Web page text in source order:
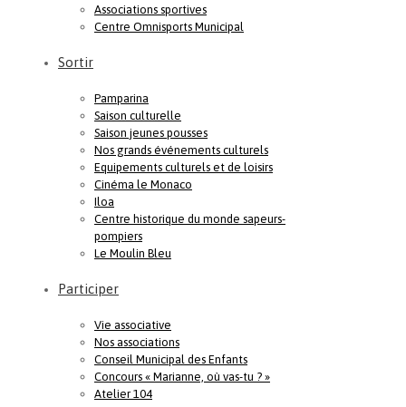
Associations sportives
Centre Omnisports Municipal
Sortir
Pamparina
Saison culturelle
Saison jeunes pousses
Nos grands événements culturels
Equipements culturels et de loisirs
Cinéma le Monaco
Iloa
Centre historique du monde sapeurs-
pompiers
Le Moulin Bleu
Participer
Vie associative
Nos associations
Conseil Municipal des Enfants
Concours « Marianne, où vas-tu ? »
Atelier 104